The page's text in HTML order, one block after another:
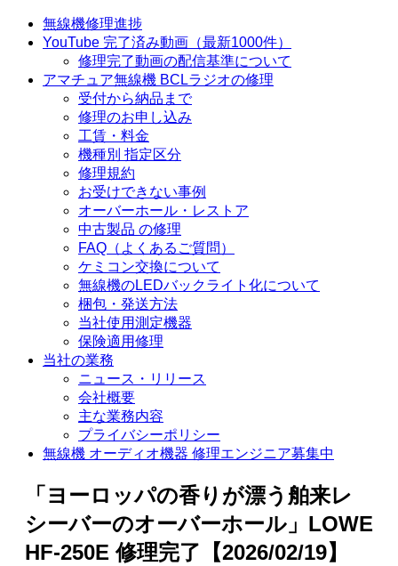
無線機修理進捗
YouTube 完了済み動画（最新1000件）
修理完了動画の配信基準について
アマチュア無線機 BCLラジオの修理
受付から納品まで
修理のお申し込み
工賃・料金
機種別 指定区分
修理規約
お受けできない事例
オーバーホール・レストア
中古製品 の修理
FAQ（よくあるご質問）
ケミコン交換について
無線機のLEDバックライト化について
梱包・発送方法
当社使用測定機器
保険適用修理
当社の業務
ニュース・リリース
会社概要
主な業務内容
プライバシーポリシー
無線機 オーディオ機器 修理エンジニア募集中
「ヨーロッパの香りが漂う舶来レ
シーバーのオーバーホール」LOWE
HF-250E 修理完了【2026/02/19】